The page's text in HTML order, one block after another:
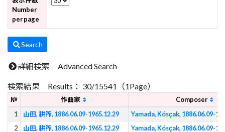
Number
per page
Search
詳細検索 Advanced Search
検索結果 Results： 30/15541（1Page）
№ 作曲家
Composer
1
山田, 耕筰, 1886.06.09-1965.12.29
Yamada, Kósҫak, 1886.06.09-
2
山田, 耕筰, 1886.06.09-1965.12.29
Yamada, Kósҫak, 1886.06.09-